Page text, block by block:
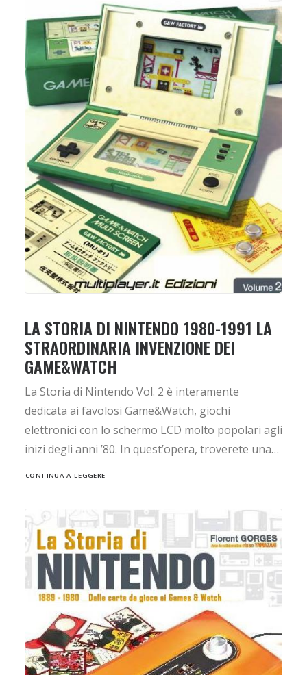
LA STORIA DI NINTENDO 1980-1991 LA
STRAORDINARIA INVENZIONE DEI
GAME&WATCH
La Storia di Nintendo Vol. 2 è interamente
dedicata ai favolosi Game&Watch, giochi
elettronici con lo schermo LCD molto popolari agli
inizi degli anni ’80. In quest’opera, troverete una…
CONTINUA A LEGGERE